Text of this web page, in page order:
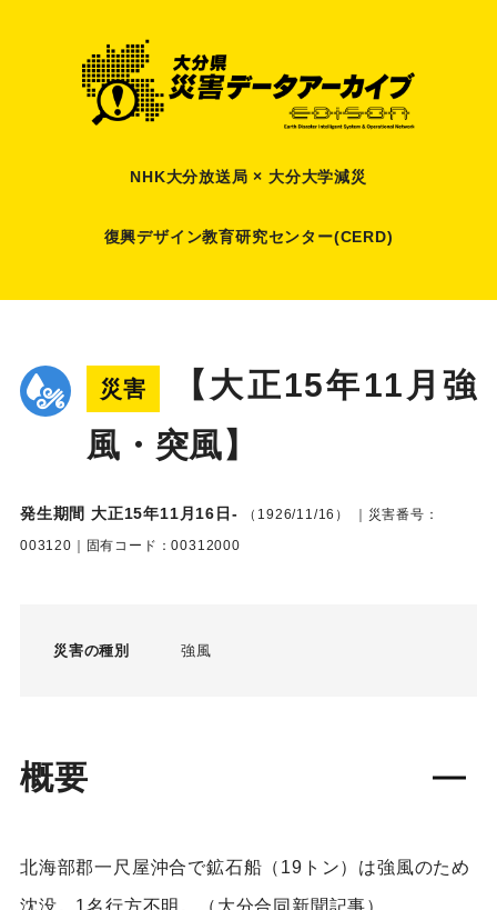
NHK大分放送局 × 大分大学減災
復興デザイン教育研究センター(CERD)
災害
【大正15年11月強
風・突風】
発生期間 大正15年11月16日- （1926/11/16）
｜災害番号：
003120｜固有コード：00312000
災害の種別 強風
概要
北海部郡一尺屋沖合で鉱石船（19トン）は強風のため
沈没。1名行方不明。（大分合同新聞記事）